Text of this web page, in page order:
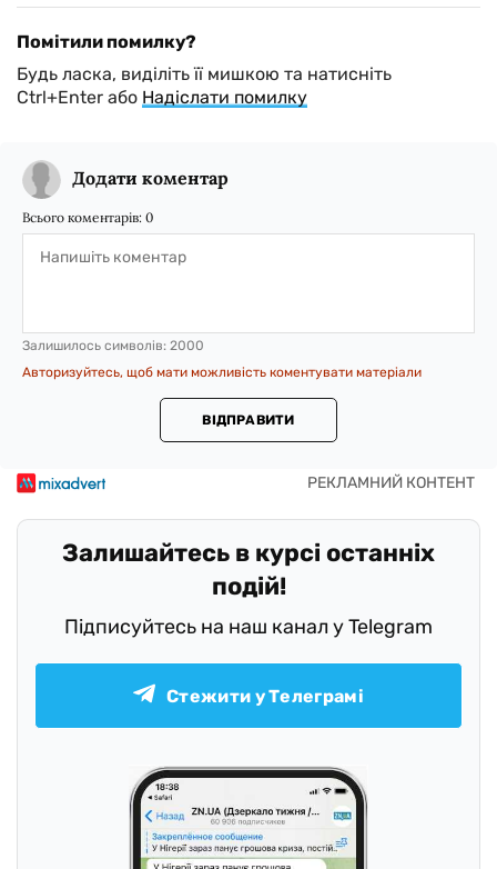
Помітили помилку?
Будь ласка, виділіть її мишкою та натисніть
Ctrl+Enter або Надіслати помилку
Додати коментар
Всього коментарів: 0
Залишилось символів: 2000
Авторизуйтесь, щоб мати можливість коментувати матеріали
ВІДПРАВИТИ
Залишайтесь в курсі останніх
подій!
Підписуйтесь на наш канал у Telegram
Стежити у Телеграмі